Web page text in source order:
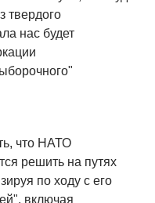
твердого
нас будет
что НАТО
решить на путях
по ходу с его
включая